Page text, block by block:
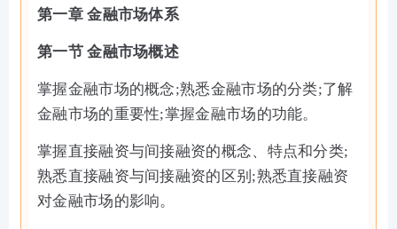
第一章 金融市场体系
第一节 金融市场概述
掌握金融市场的概念;熟悉金融市场的分类;了解
金融市场的重要性;掌握金融市场的功能。
掌握直接融资与间接融资的概念、特点和分类;
熟悉直接融资与间接融资的区别;熟悉直接融资
对金融市场的影响。